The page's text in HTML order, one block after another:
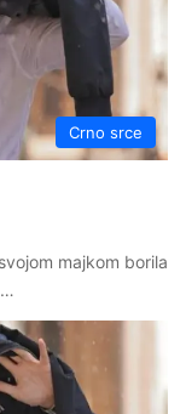
Crno srce
majkom borila